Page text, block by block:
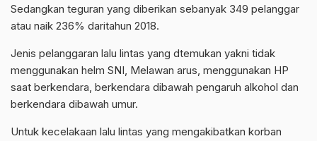
Sedangkan teguran yang diberikan sebanyak 349 pelanggar
atau naik 236% daritahun 2018.
Jenis pelanggaran lalu lintas yang dtemukan yakni tidak
menggunakan helm SNI, Melawan arus, menggunakan HP
saat berkendara, berkendara dibawah pengaruh alkohol dan
berkendara dibawah umur.
Untuk kecelakaan lalu lintas yang mengakibatkan korban